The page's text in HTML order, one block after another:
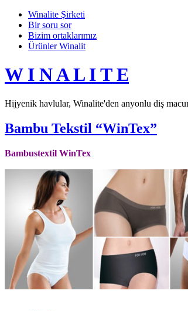
Winalite Şirketi
Bir soru sor
Bizim ortaklarımız
Ürünler Winalit
W I N A L I T E
Hijyenik havlular, Winalite'den anyonlu diş
Bambu Tekstil “WinTex”
Bambustextil WinTex